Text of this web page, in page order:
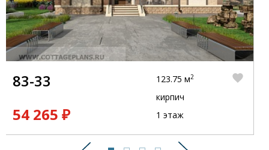
83-33
54 265 ₽
123.75 м2
кирпич
1 этаж